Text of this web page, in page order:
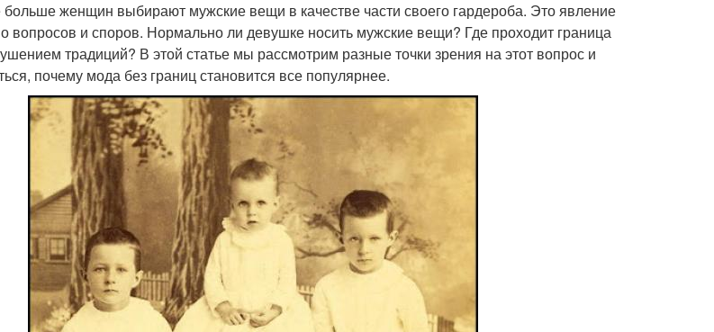
больше женщин выбирают мужские вещи в качестве части своего гардероба. Это явление
вопросов и споров. Нормально ли девушке носить мужские вещи? Где проходит граница
традиций? В этой статье мы рассмотрим разные точки зрения на этот вопрос и
почему мода без границ становится все популярнее.